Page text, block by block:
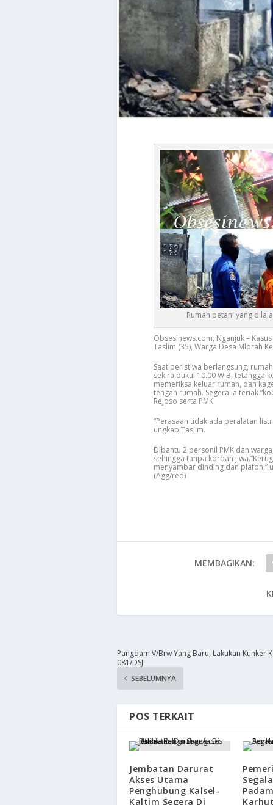
Rumah petani yang
Obsesinews.com, Nganjuk –
Taslim (35), Warga Desa Mlorah
Saat peristiwa berlangsung,
sekira pukul 10.00 WIB, tetangga
memeriksa keluar rumah, dan
tengah rumah. Segera ia teriak
Rejoso serta PMK.
“Perasaan tidak ada peralatan
ungkap Taslim.
Dibantu 2 personil PMK dan
sehingga tanpa korban
menyambar dinding dan plafon,”
(Agg/red)
MEMBAGIKAN:
Pangdam V/Brw Yang Baru, Lakukan Kunker
081/DSJ
SEBELUMNYA
POS TERKAIT
Jembatan Darurat
Akses Utama
Penghubung Kalsel-
Kaltim Segera Di